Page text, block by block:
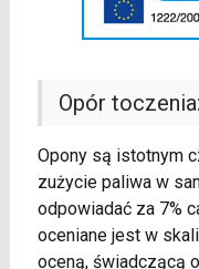
Opór toczenia:
Opony są istotnym
zużycie paliwa w
odpowiadać za 7%
oceniane jest w
oceną, świadczącą